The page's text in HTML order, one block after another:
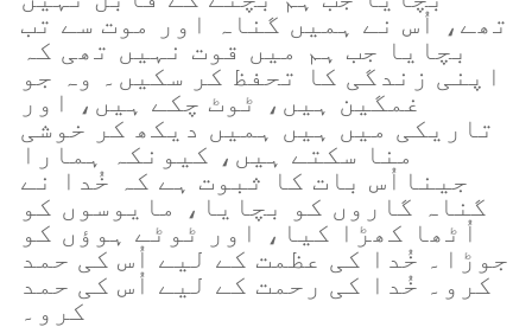
تھے، اُس نے ہمیں گناہ اور موت سے تب
بچایا جب ہم میں قوت نہیں تھی کہ
اپنی زندگی کا تحفظ کر سکیں۔ وہ جو
غمگین ہیں، ٹوٹ چکے ہیں، اور
تاریکی میں ہیں ہمیں دیکھ کر خوشی
منا سکتے ہیں، کیونکہ ہمارا
جینااُس بات کا ثبوت ہے کہ خُدا نے
گناہ گاروں کو بچایا، مایوسوں کو
اُٹھا کھڑا کیا، اور ٹوٹے ہوؤں کو
جوڑا۔ خُدا کی عظمت کے لیے اُس کی حمد
کرو۔ خُدا کی رحمت کے لیے اُس کی حمد
کرو۔